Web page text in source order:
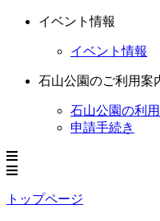
イベント情報
イベント情報
石山公園のご利用案
石山公園の利
申請手続き
トップページ